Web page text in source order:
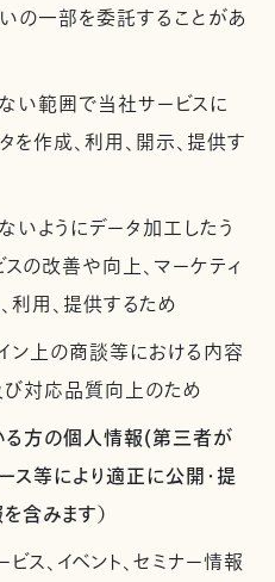
の一部を委託することがあ
い範囲で当社サービスに
を作成、利用、開示、提供す
いようにデータ加工したう
スの改善や向上、マーケティ
利用、提供するため
ン上の商談等における内容
対応品質向上のため
方の個人情報(第三者が
ス等により適正に公開・提
含みます）
ス、イベント、セミナー情報